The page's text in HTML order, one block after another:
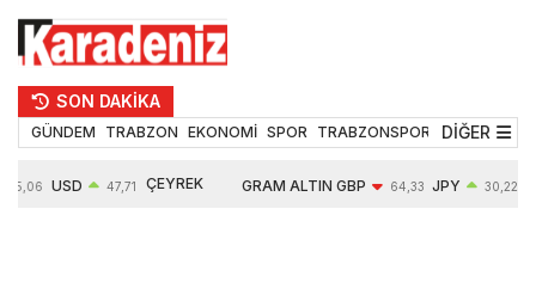
SON DAKİKA
GÜNDEM TRABZON EKONOMİ SPOR TRABZONSPOR TEKNOLOJİ
DİĞER
USD 47,71 ÇEYREK GRAM ALTIN GBP 64,33 JPY 30,22